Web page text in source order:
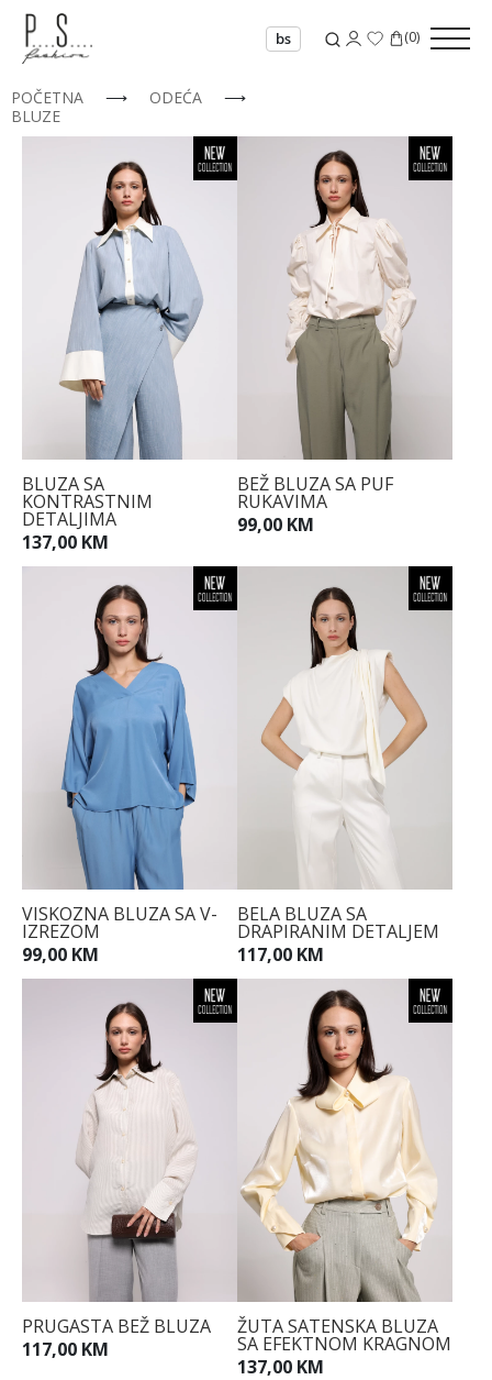
bs (0)
POČETNA ⟶ ODEĆA
⟶
BLUZE
BLUZA SA
KONTRASTNIM
DETALJIMA
137,00 KM
BEŽ BLUZA SA PUF
RUKAVIMA
99,00 KM
VISKOZNA BLUZA SA V-
IZREZOM
99,00 KM
BELA BLUZA SA
DRAPIRANIM DETALJEM
117,00 KM
PRUGASTA BEŽ BLUZA
117,00 KM
ŽUTA SATENSKA BLUZA
SA EFEKTNOM KRAGNOM
137,00 KM